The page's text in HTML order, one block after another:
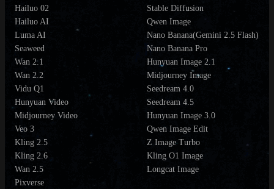
Hailuo 02
Hailuo AI
Luma AI
Seaweed
Wan 2.1
Wan 2.2
Vidu Q1
Hunyuan Video
Midjourney Video
Veo 3
Kling 2.5
Kling 2.6
Wan 2.5
Pixverse
Stable Diffusion
Qwen Image
Nano Banana(Gemini 2.5 Flash)
Nano Banana Pro
Hunyuan Image 2.1
Midjourney Image
Seedream 4.0
Seedream 4.5
Hunyuan Image 3.0
Qwen Image Edit
Z Image Turbo
Kling O1 Image
Longcat Image